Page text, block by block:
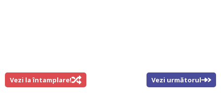
Vezi la întamplare! Vezi următorul